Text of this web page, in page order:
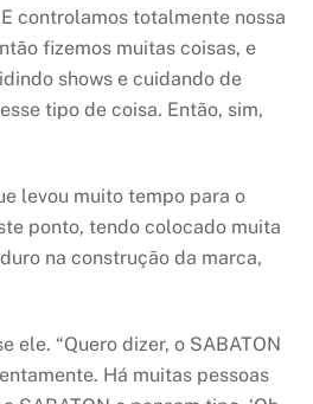
controlamos totalmente nossa
fizemos muitas coisas, e
shows e cuidando de
tipo de coisa. Então, sim,
levou muito tempo para o
ponto, tendo colocado muita
na construção da marca,
ele. “Quero dizer, o SABATON
Há muitas pessoas